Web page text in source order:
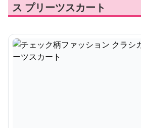
ス プリーツスカート